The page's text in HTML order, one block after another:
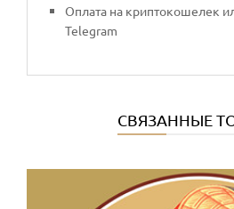
Оплата на криптокошелек
Telegram
СВЯЗАННЫЕ